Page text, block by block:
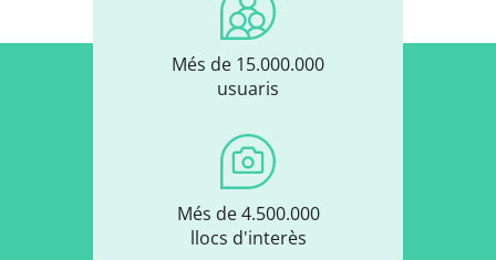
Més de 15.000.000
usuaris
Més de 4.500.000
llocs d'interès